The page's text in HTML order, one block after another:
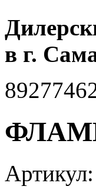
в г.